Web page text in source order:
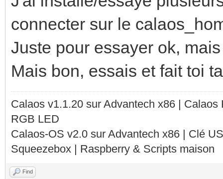
connecter sur le
Juste pour essayer ok,
Mais bon, essais et fait toi
Calaos v1.1.20 sur Advantech x86 |
RGB LED
Calaos-OS v2.0 sur Advantech x86 | Clé
Squeezebox | Raspberry & Scripts maison
Find